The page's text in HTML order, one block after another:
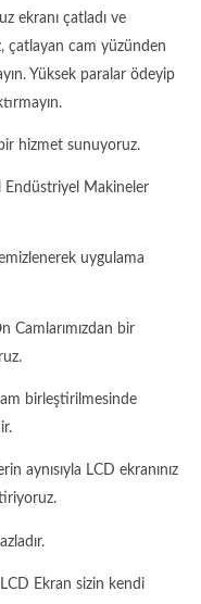
ekranı çatladı ve
çatlayan cam yüzünden
Yüksek paralar ödeyip
hizmet sunuyoruz.
Endüstriyel Makineler
uygulama
Camlarımızdan bir
birleştirilmesinde
aynısıyla LCD ekranınız
Ekran sizin kendi